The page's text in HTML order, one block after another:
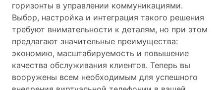
горизонты в управлении коммуникациями.
Выбор, настройка и интеграция такого решения
требуют внимательности к деталям, но при этом
предлагают значительные преимущества:
экономию, масштабируемость и повышение
качества обслуживания клиентов. Теперь вы
вооружены всем необходимым для успешного